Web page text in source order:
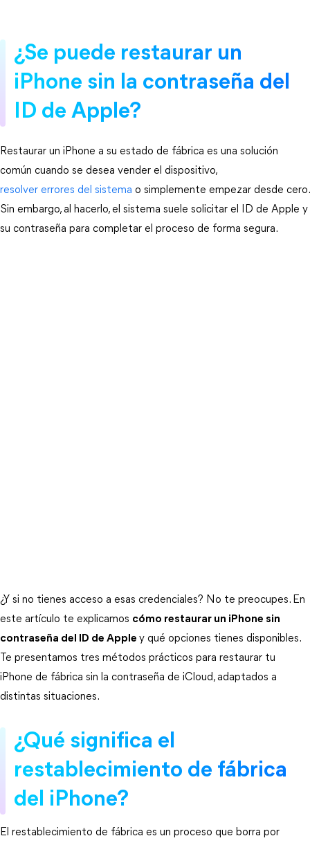
¿Se puede restaurar un
iPhone sin la contraseña del
ID de Apple?
Restaurar un iPhone a su estado de fábrica es una solución
común cuando se desea vender el dispositivo,
resolver errores del sistema o simplemente empezar desde cero.
Sin embargo, al hacerlo, el sistema suele solicitar el ID de Apple y
su contraseña para completar el proceso de forma segura.
¿Y si no tienes acceso a esas credenciales? No te preocupes. En
este artículo te explicamos cómo restaurar un iPhone sin
contraseña del ID de Apple y qué opciones tienes disponibles.
Te presentamos tres métodos prácticos para restaurar tu
iPhone de fábrica sin la contraseña de iCloud, adaptados a
distintas situaciones.
¿Qué significa el
restablecimiento de fábrica
del iPhone?
El restablecimiento de fábrica es un proceso que borra por